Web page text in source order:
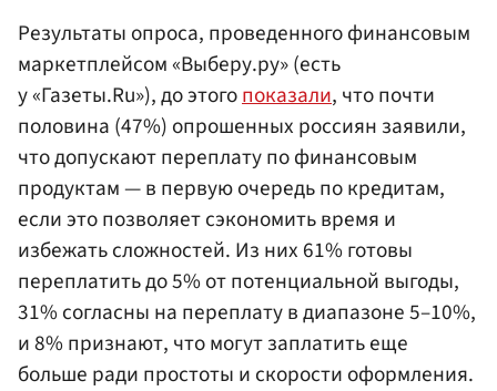
Результаты опроса, проведенного финансовым
маркетплейсом «Выберу.ру» (есть
у «Газеты.Ru»), до этогопоказали, что почти
половина (47%) опрошенных россиян заявили,
что допускают переплату по финансовым
продуктам — в первую очередь по кредитам,
если это позволяет сэкономить время и
избежать сложностей. Из них 61% готовы
переплатить до 5% от потенциальной выгоды,
31% согласны на переплату в диапазоне 5–10%,
и 8% признают, что могут заплатить еще
больше ради простоты и скорости оформления.